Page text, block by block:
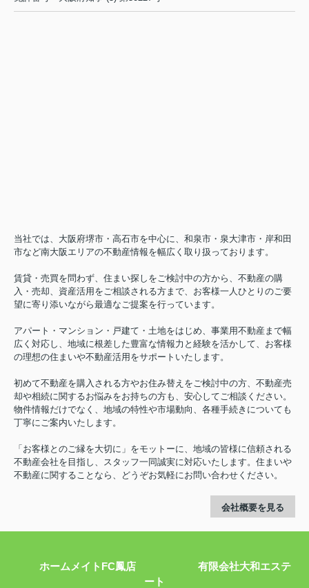
当社では、大阪府堺市・高石市を中心に、和泉市・泉大津市・岸和田
市など南大阪エリアの不動産情報を幅広く取り扱っております。
賃貸・売買を問わず、住まい探しをご検討中の方から、不動産の購
入・売却、資産活用をご相談される方まで、お客様一人ひとりのご要
望に寄り添いながら最適なご提案を行っています。
アパート・マンション・戸建て・土地をはじめ、事業用不動産まで幅
広く対応し、地域に根差した豊富な情報力と経験を活かして、お客様
の理想の住まいや不動産活用をサポートいたします。
初めて不動産を購入される方やお住み替えをご検討中の方、不動産売
却や相続に関するお悩みをお持ちの方も、安心してご相談ください。
物件情報だけでなく、地域の特性や市場動向、各種手続きについても
丁寧にご案内いたします。
「お客様とのご縁を大切に」をモットーに、地域の皆様に信頼される
不動産会社を目指し、スタッフ一同誠実に対応いたします。住まいや
不動産に関することなら、どうぞお気軽にお問い合わせください。
会社概要を見る
ホームメイトFC鳳店 有限会社大和エステ
ート